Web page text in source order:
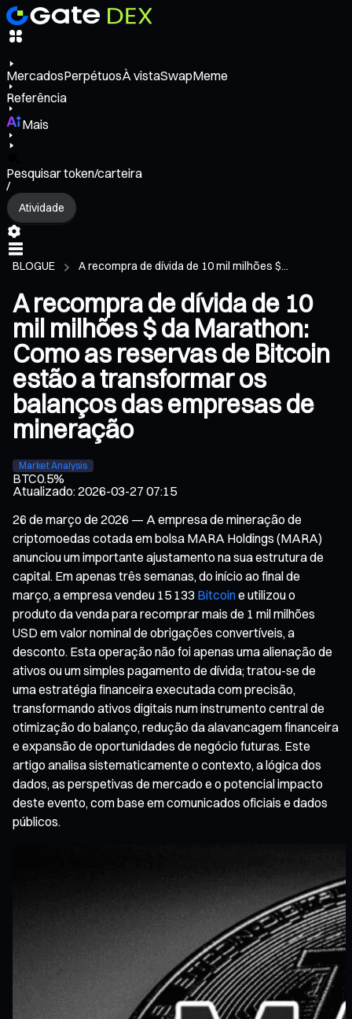
MercadosPerpétuosÀ vistaSwapMeme
Referência
Mais
Pesquisar token/carteira
/
Atividade
BLOGUE A recompra de dívida de 10 mil milhões $...
A recompra de dívida de 10
mil milhões $ da Marathon:
Como as reservas de Bitcoin
estão a transformar os
balanços das empresas de
mineração
Market Analysis
BTC0.5%
Atualizado:2026-03-27 07:15
26 de março de 2026 — A empresa de mineração de
criptomoedas cotada em bolsa MARA Holdings (MARA)
anunciou um importante ajustamento na sua estrutura de
capital. Em apenas três semanas, do início ao final de
março, a empresa vendeu 15 133 Bitcoine utilizou o
produto da venda para recomprar mais de 1 mil milhões
USD em valor nominal de obrigações convertíveis, a
desconto. Esta operação não foi apenas uma alienação de
ativos ou um simples pagamento de dívida; tratou-se de
uma estratégia financeira executada com precisão,
transformando ativos digitais num instrumento central de
otimização do balanço, redução da alavancagem financeira
e expansão de oportunidades de negócio futuras. Este
artigo analisa sistematicamente o contexto, a lógica dos
dados, as perspetivas de mercado e o potencial impacto
deste evento, com base em comunicados oficiais e dados
públicos.